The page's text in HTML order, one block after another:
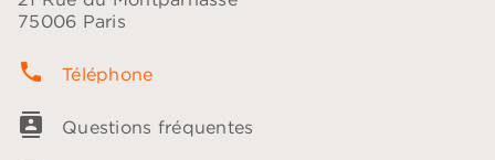
75006 Paris
phone Téléphone
contacts Questions fréquentes